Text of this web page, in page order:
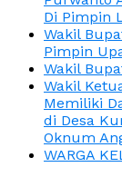
Di Pimpin
Wakil
Pimpin
Wakil
Wakil
Memiliki
di Desa
Oknum
WARGA